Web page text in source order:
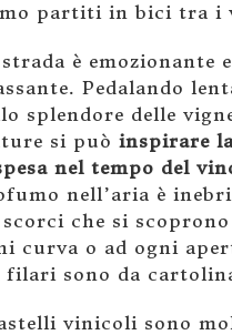
partiti in bici tra i
è emozionante e
Pedalando
splendore delle
si può inspirare
nel tempo del
nell’aria è
che si scoprono
curva o ad ogni
filari sono da
vinicoli sono